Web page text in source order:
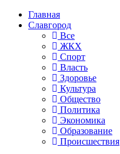
Главная
Славгород
Все
ЖКХ
Спорт
Власть
Здоровье
Культура
Общество
Политика
Экономика
Образование
Происшествия